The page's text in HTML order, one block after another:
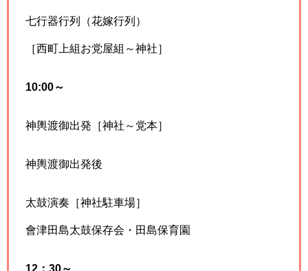
七行器行列（花嫁行列）
［西町上組お党屋組～神社］
10:00～
神輿渡御出発［神社～党本］
神輿渡御出発後
太鼓演奏［神社駐車場］
會津田島太鼓保存会・田島保育園
12：30～